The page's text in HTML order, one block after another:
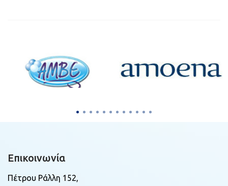
Επικοινωνία
Πέτρου Ράλλη 152,